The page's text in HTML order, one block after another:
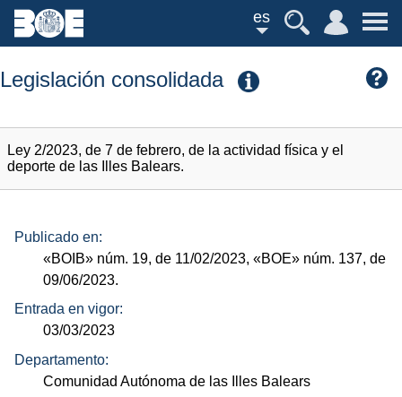
es
Legislación consolidada
Ley 2/2023, de 7 de febrero, de la actividad física y el
deporte de las Illes Balears.
Publicado en:
«BOIB» núm. 19, de 11/02/2023,«BOE» núm. 137, de
09/06/2023.
Entrada en vigor:
03/03/2023
Departamento:
Comunidad Autónoma de las Illes Balears